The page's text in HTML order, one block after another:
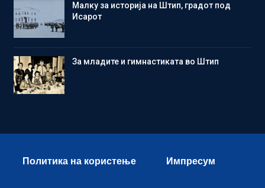
Малку за историја на Штип, градот под
Исарот
Зa младите и гимнастиката во Штип
Политика на користење Импресум